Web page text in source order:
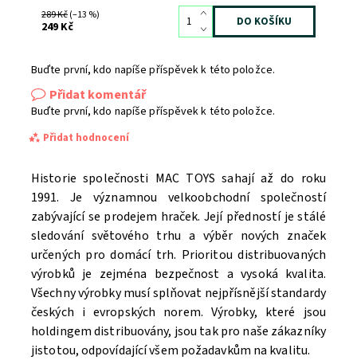
289 Kč(–13 %)
249 Kč
Buďte první, kdo napíše příspěvek k této položce.
Přidat komentář
Buďte první, kdo napíše příspěvek k této položce.
Přidat hodnocení
Historie společnosti MAC TOYS sahají až do roku
1991. Je významnou velkoobchodní společností
zabývající se prodejem hraček. Její předností je stálé
sledování světového trhu a výběr nových značek
určených pro domácí trh. Prioritou distribuovaných
výrobků je zejména bezpečnost a vysoká kvalita.
Všechny výrobky musí splňovat nejpřísnější standardy
českých i evropských norem. Výrobky, které jsou
holdingem distribuovány, jsou tak pro naše zákazníky
jistotou, odpovídající všem požadavkům na kvalitu.